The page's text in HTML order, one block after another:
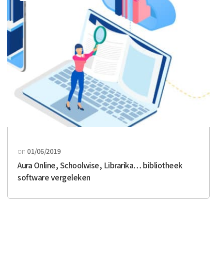
on 01/06/2019
Aura Online, Schoolwise, Librarika… bibliotheek
software vergeleken